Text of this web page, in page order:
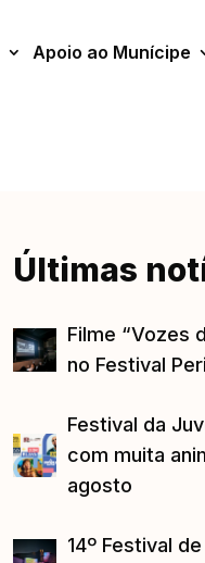
Apoio ao Munícipe
Últimas
Filme “Vozes
no Festival
Festival da
com muita
agosto
14º Festival